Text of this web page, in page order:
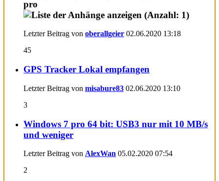
Letzter Beitrag von oberallgeier 02.06.2020 13:18
45
GPS Tracker Lokal empfangen
Letzter Beitrag von misabure83 02.06.2020 13:10
3
Windows 7 pro 64 bit: USB3 nur mit 10 MB/s
und weniger
Letzter Beitrag von AlexWan 05.02.2020 07:54
2